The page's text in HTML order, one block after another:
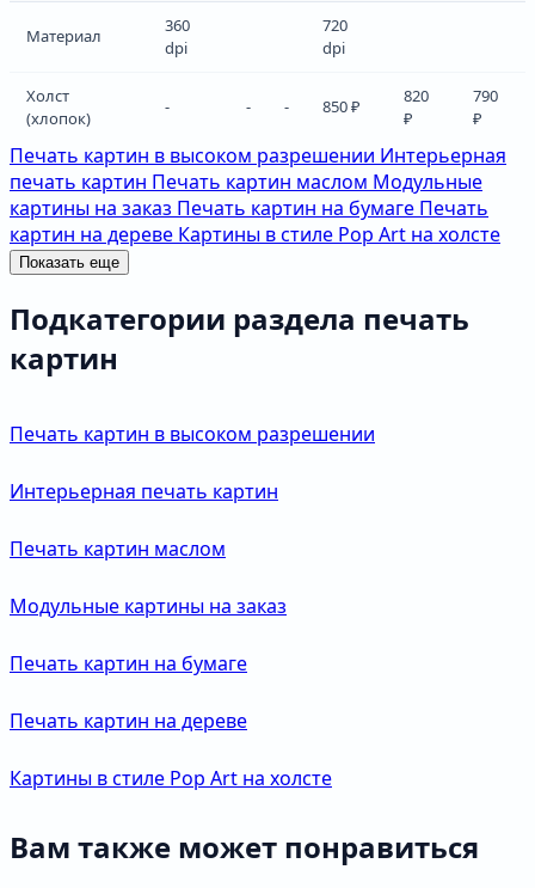
Материал
360
dpi
720
dpi
Холст
(хлопок)
- - - 850 ₽
820
₽
790
₽
Печать картин в высоком разрешении Интерьерная
печать картин Печать картин маслом Модульные
картины на заказ Печать картин на бумаге Печать
картин на дереве Картины в стиле Pop Art на холсте
Показать еще
Подкатегории раздела печать
картин
Печать картин в высоком разрешении
Интерьерная печать картин
Печать картин маслом
Модульные картины на заказ
Печать картин на бумаге
Печать картин на дереве
Картины в стиле Pop Art на холсте
Вам также может понравиться